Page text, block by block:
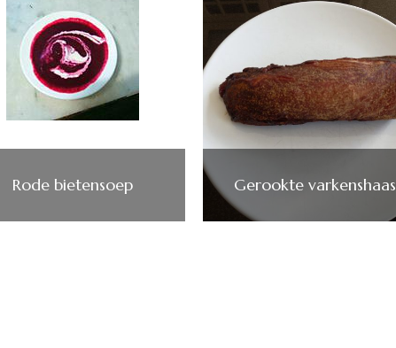
Rode bietensoep Gerookte varkenshaas